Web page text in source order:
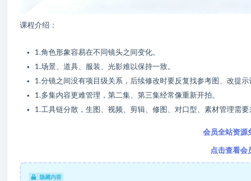
课程介绍：
1.角色形象容易在不同镜头之间变化。
1.场景、道具、服装、光影难以保持一致。
1.分镜之间没有项目级关系，后续修改时要反复找参考图、改提示
1.多集内容更难管理，第二集、第三集经常像重新开拍。
1.工具链分散，生图、视频、剪辑、修图、对口型、素材管理需要
会员全站资源
点击查看会
隐藏内容